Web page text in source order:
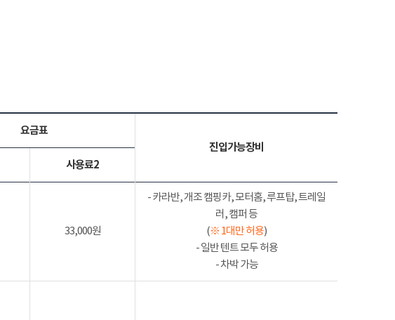
요금표
진입가능장비
사용료2
33,000원
- 카라반, 개조 캠핑카, 모터홈, 루프탑, 트레일
러, 캠퍼 등
(※ 1대만 허용)
- 일반 텐트 모두 허용
- 차박 가능